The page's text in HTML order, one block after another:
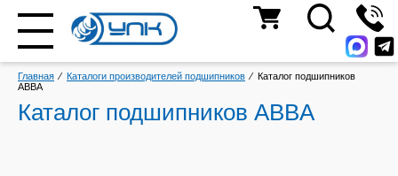
Главная ⁄ Каталоги производителей подшипников ⁄ Каталог подшипников
ABBA
Каталог подшипников ABBA